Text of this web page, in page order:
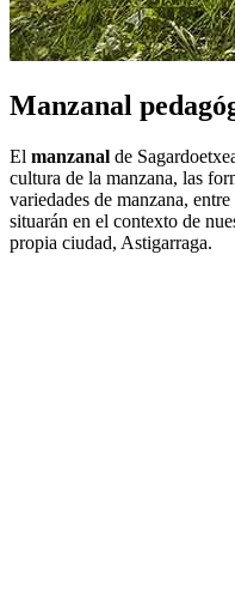
Manzanal
El manzanal de
cultura de la manzana, las
variedades de manzana,
situarán en el contexto de
propia ciudad, Astigarraga.